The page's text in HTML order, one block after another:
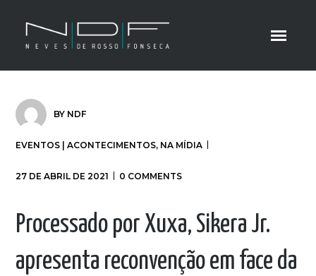
BY NDF
EVENTOS | ACONTECIMENTOS, NA MÍDIA
27 DE ABRIL DE 2021 0 COMMENTS
Processado por Xuxa, Sikera Jr.
apresenta reconvenção em face da